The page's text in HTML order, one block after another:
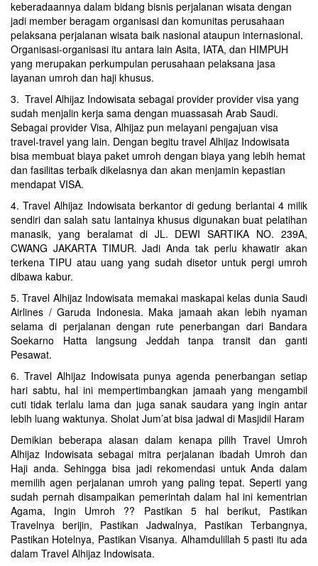
keberadaannya dalam bidang bisnis perjalanan wisata dengan
jadi member beragam organisasi dan komunitas perusahaan
pelaksana perjalanan wisata baik nasional ataupun internasional.
Organisasi-organisasi itu antara lain Asita, IATA, dan HIMPUH
yang merupakan perkumpulan perusahaan pelaksana jasa
layanan umroh dan haji khusus.
3. Travel Alhijaz Indowisata sebagai provider provider visa yang
sudah menjalin kerja sama dengan muassasah Arab Saudi.
Sebagai provider Visa, Alhijaz pun melayani pengajuan visa
travel-travel yang lain. Dengan begitu travel Alhijaz Indowisata
bisa membuat biaya paket umroh dengan biaya yang lebih hemat
dan fasilitas terbaik dikelasnya dan akan menjamin kepastian
mendapat VISA.
4. Travel Alhijaz Indowisata berkantor di gedung berlantai 4 milik
sendiri dan salah satu lantainya khusus digunakan buat pelatihan
manasik, yang beralamat di JL. DEWI SARTIKA NO. 239A,
CWANG JAKARTA TIMUR. Jadi Anda tak perlu khawatir akan
terkena TIPU atau uang yang sudah disetor untuk pergi umroh
dibawa kabur.
5. Travel Alhijaz Indowisata memakai maskapai kelas dunia Saudi
Airlines / Garuda Indonesia. Maka jamaah akan lebih nyaman
selama di perjalanan dengan rute penerbangan dari Bandara
Soekarno Hatta langsung Jeddah tanpa transit dan ganti
Pesawat.
6. Travel Alhijaz Indowisata punya agenda penerbangan setiap
hari sabtu, hal ini mempertimbangkan jamaah yang mengambil
cuti tidak terlalu lama dan juga sanak saudara yang ingin antar
lebih luang waktunya. Sholat Jum’at bisa jadwal di Masjidil Haram
Demikian beberapa alasan dalam kenapa pilih Travel Umroh
Alhijaz Indowisata sebagai mitra perjalanan ibadah Umroh dan
Haji anda. Sehingga bisa jadi rekomendasi untuk Anda dalam
memilih agen perjalanan umroh yang paling tepat. Seperti yang
sudah pernah disampaikan pemerintah dalam hal ini kementrian
Agama, Ingin Umroh ?? Pastikan 5 hal berikut, Pastikan
Travelnya berijin, Pastikan Jadwalnya, Pastikan Terbangnya,
Pastikan Hotelnya, Pastikan Visanya. Alhamdulillah 5 pasti itu ada
dalam Travel Alhijaz Indowisata.